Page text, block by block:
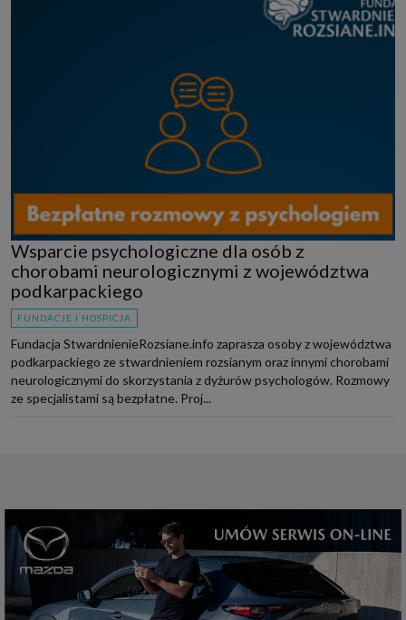
Wsparcie psychologiczne dla osób z
chorobami neurologicznymi z województwa
podkarpackiego
FUNDACJE I HOSPICJA
Fundacja StwardnienieRozsiane.info zaprasza osoby z województwa
podkarpackiego ze stwardnieniem rozsianym oraz innymi chorobami
neurologicznymi do skorzystania z dyżurów psychologów. Rozmowy
ze specjalistami są bezpłatne. Proj...